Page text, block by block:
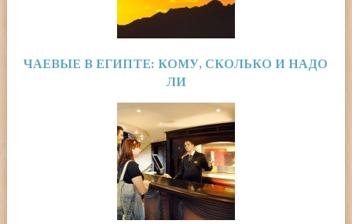
ЧАЕВЫЕ В ЕГИПТЕ: КОМУ, СКОЛЬКО И НАДО
ЛИ